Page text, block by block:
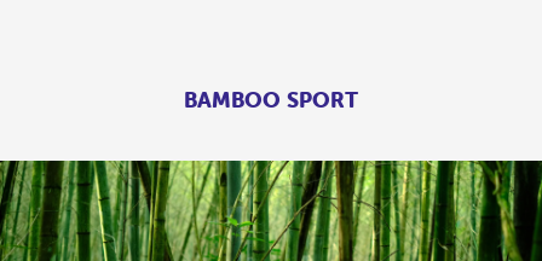
BAMBOO SPORT